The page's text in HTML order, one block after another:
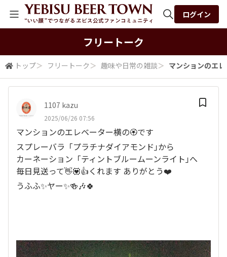
検索
ログイン
フリートーク
トップ＞ フリートーク ＞ 趣味や日常の雑談＞ マンションのエ
1107 kazu
2025/06/26 07:56
マンションのエレベーター横の🏵️です
スプレーバラ「プラチナダイアモンド｣から
カーネーション「ティントブルームーンライト｣へ
毎日見送って👋💟👍️くれます ありがとう❤️
うふふ✨ヤー✨🍻🎶🍀